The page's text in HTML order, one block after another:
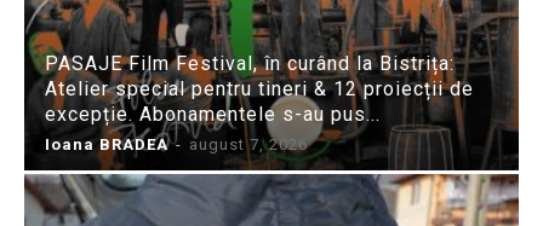
PASAJE Film Festival, în curând la Bistrița:
Atelier special pentru tineri & 12 proiecții de
excepție. Abonamentele s-au pus...
Ioana BRADEA - august 7, 2026